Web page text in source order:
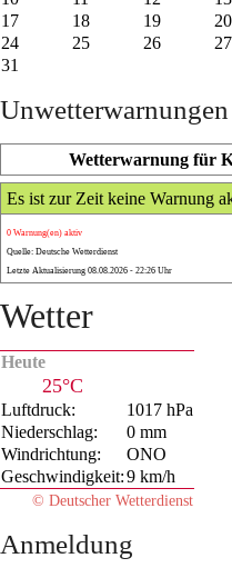
17
18 19 20
24
25 26 27
31
Unwetterwarnungen
Wetterwarnung für
Es ist zur Zeit keine Warnung
0 Warnung(en) aktiv
Quelle: Deutsche Wetterdienst
Letzte Aktualisierung 08.08.2026 - 22:26 Uhr
Wetter
Heute
25°C
Luftdruck:
1017 hPa
Niederschlag:
0 mm
Windrichtung:
ONO
Geschwindigkeit:9 km/h
© Deutscher Wetterdienst
Anmeldung